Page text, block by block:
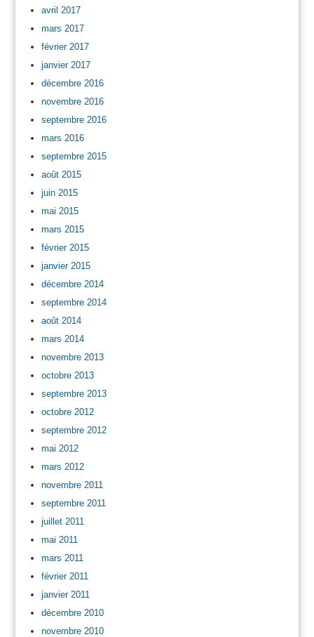
avril 2017
mars 2017
février 2017
janvier 2017
décembre 2016
novembre 2016
septembre 2016
mars 2016
septembre 2015
août 2015
juin 2015
mai 2015
mars 2015
février 2015
janvier 2015
décembre 2014
septembre 2014
août 2014
mars 2014
novembre 2013
octobre 2013
septembre 2013
octobre 2012
septembre 2012
mai 2012
mars 2012
novembre 2011
septembre 2011
juillet 2011
mai 2011
mars 2011
février 2011
janvier 2011
décembre 2010
novembre 2010